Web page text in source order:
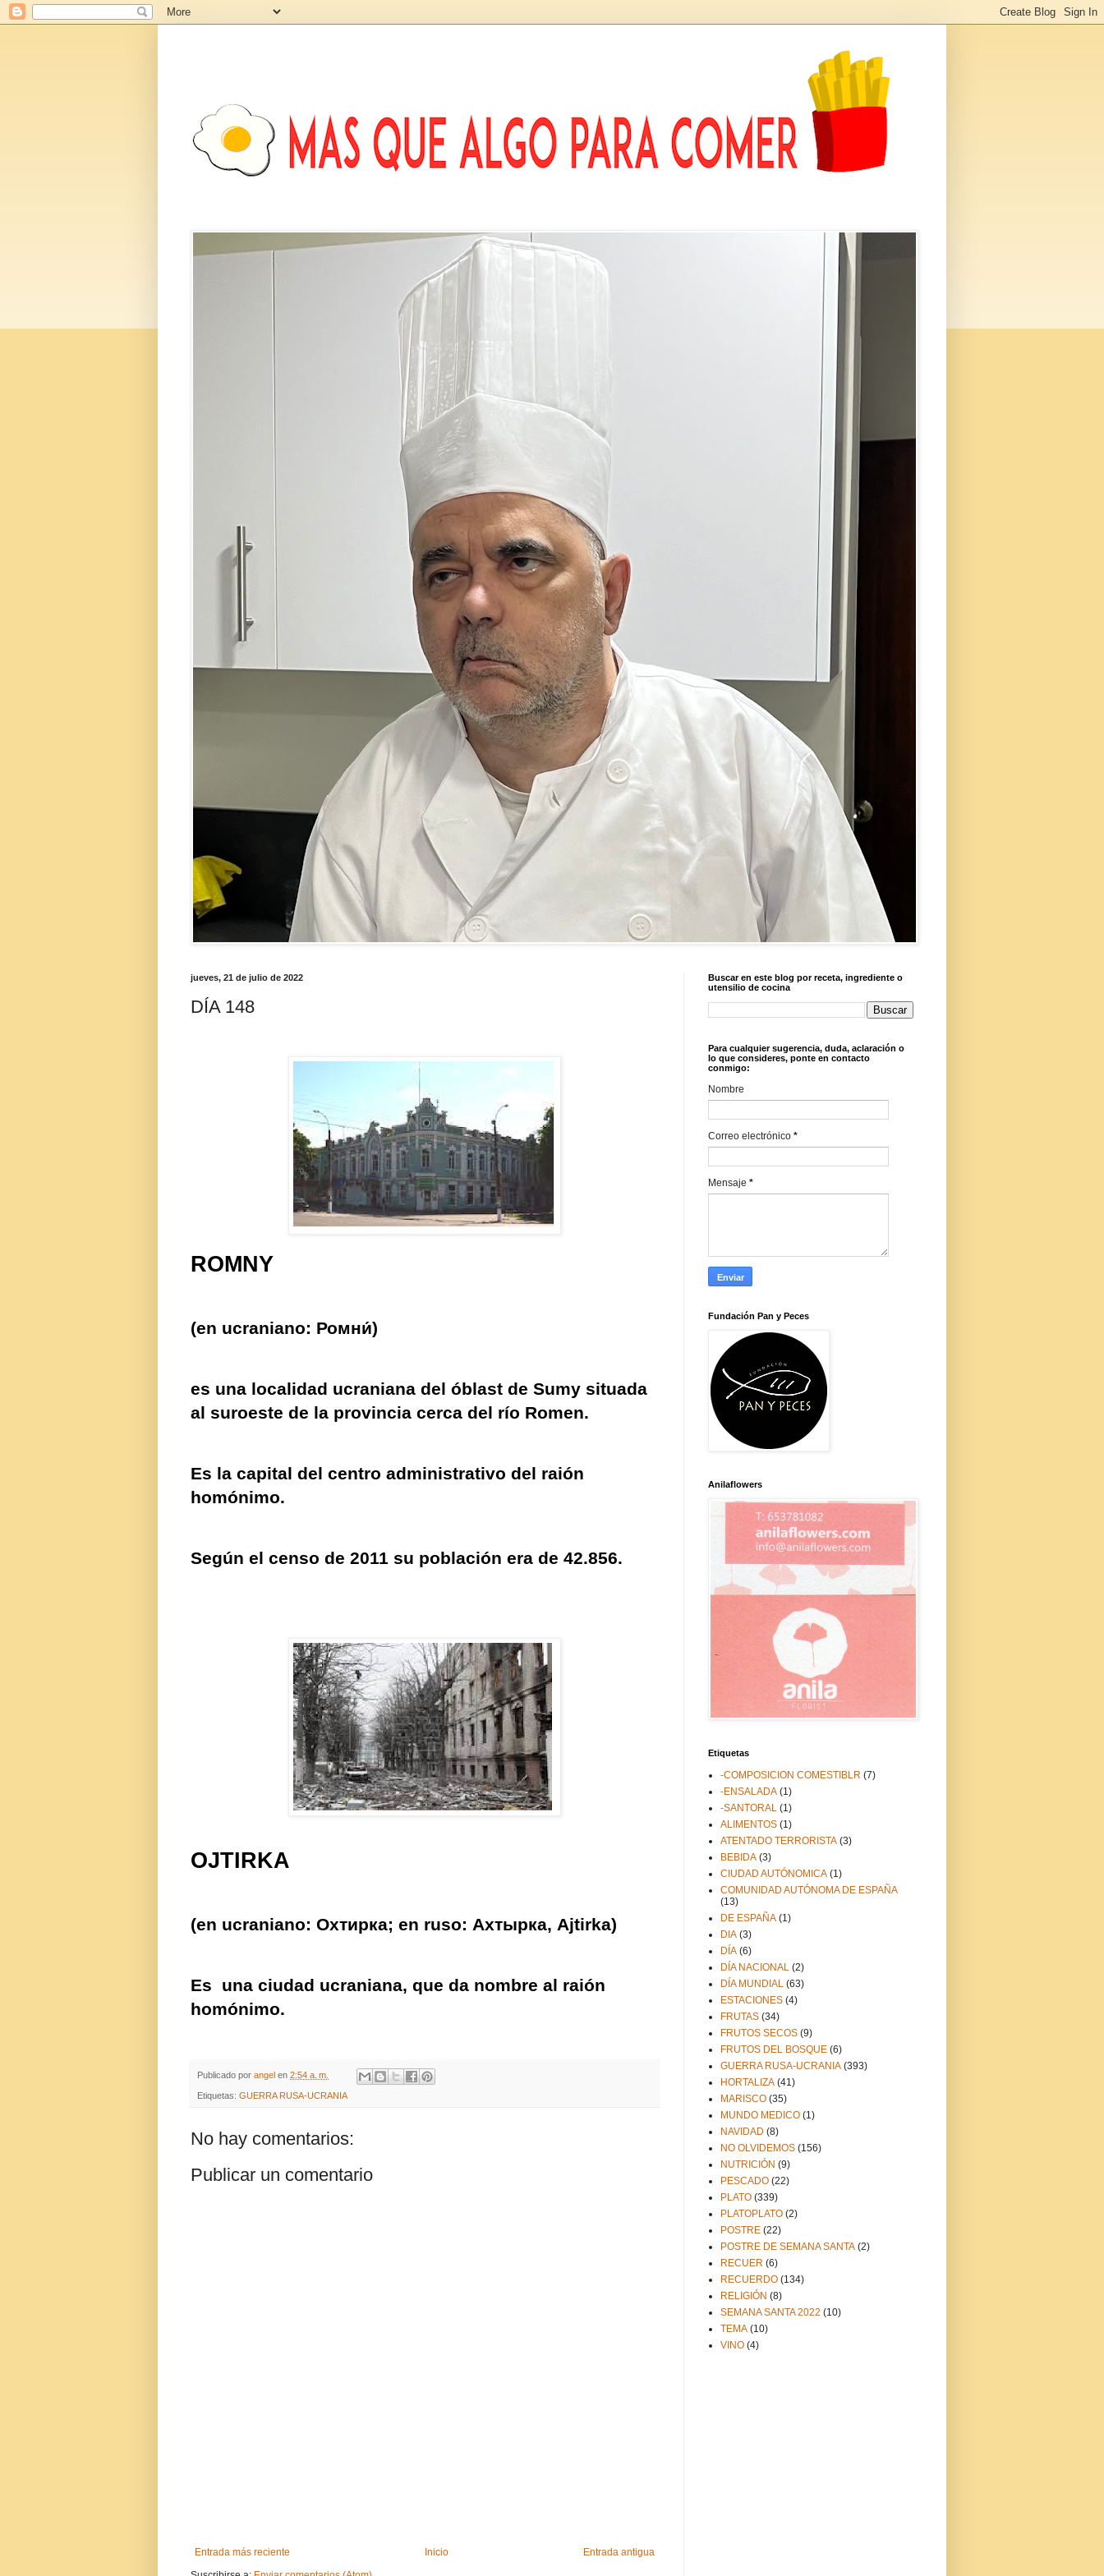
jueves, 21 de julio de 2022
DÍA 148
ROMNY
(en ucraniano: Ромни́)
es una localidad ucraniana del óblast de Sumy situada
al suroeste de la provincia cerca del río Romen.
Es la capital del centro administrativo del raión
homónimo.
Según el censo de 2011 su población era de 42.856.
OJTIRKA
(en ucraniano: Охтирка; en ruso: Ахтырка, Ajtirka)
Es una ciudad ucraniana, que da nombre al raión
homónimo.
Publicado por angel en 2:54 a. m.
Etiquetas: GUERRA RUSA-UCRANIA
No hay comentarios:
Publicar un comentario
Entrada más reciente Entrada antigua
Inicio
Buscar en este blog por receta, ingrediente o
utensilio de cocina
Para cualquier sugerencia, duda, aclaración o
lo que consideres, ponte en contacto
conmigo:
Nombre
Correo electrónico *
Mensaje *
Fundación Pan y Peces
Anilaflowers
Etiquetas
-COMPOSICION COMESTIBLR (7)
-ENSALADA (1)
-SANTORAL (1)
ALIMENTOS (1)
ATENTADO TERRORISTA (3)
BEBIDA (3)
CIUDAD AUTÓNOMICA (1)
COMUNIDAD AUTÓNOMA DE ESPAÑA
(13)
DE ESPAÑA (1)
DIA (3)
DÍA (6)
DÍA NACIONAL (2)
DÍA MUNDIAL (63)
ESTACIONES (4)
FRUTAS (34)
FRUTOS SECOS (9)
FRUTOS DEL BOSQUE (6)
GUERRA RUSA-UCRANIA (393)
HORTALIZA (41)
MARISCO (35)
MUNDO MEDICO (1)
NAVIDAD (8)
NO OLVIDEMOS (156)
NUTRICIÓN (9)
PESCADO (22)
PLATO (339)
PLATOPLATO (2)
POSTRE (22)
POSTRE DE SEMANA SANTA (2)
RECUER (6)
RECUERDO (134)
RELIGIÓN (8)
SEMANA SANTA 2022 (10)
TEMA (10)
VINO (4)